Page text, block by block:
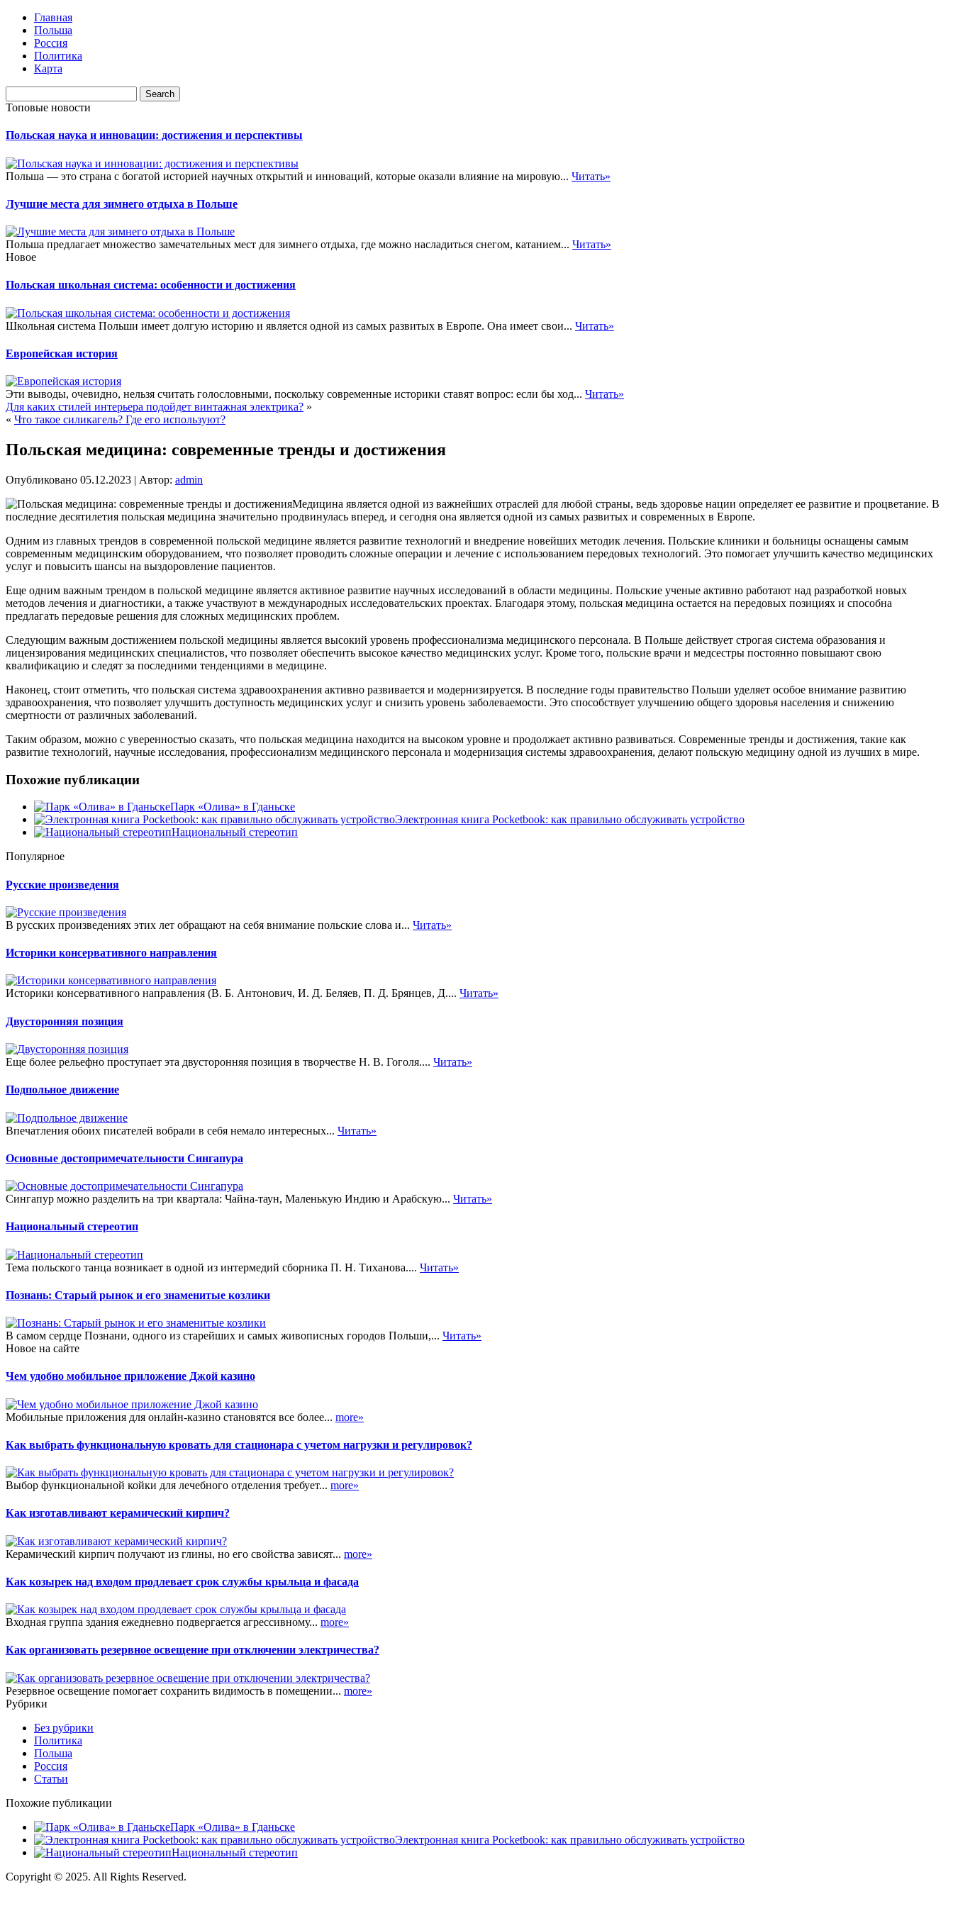
Главная
Польша
Россия
Политика
Карта
Топовые новости
Польская наука и инновации: достижения и перспективы
Польша — это страна с богатой историей научных открытий и инноваций, которые оказали влияние на мировую... Читать»
Лучшие места для зимнего отдыха в Польше
Польша предлагает множество замечательных мест для зимнего отдыха, где можно насладиться снегом, катанием... Читать»
Новое
Польская школьная система: особенности и достижения
Школьная система Польши имеет долгую историю и является одной из самых развитых в Европе. Она имеет свои... Читать»
Европейская история
Эти выводы, очевидно, нельзя считать голословными, поскольку современные историки ставят вопрос: если бы ход... Читать»
Для каких стилей интерьера подойдет винтажная электрика? »
« Что такое силикагель? Где его используют?
Польская медицина: современные тренды и достижения
Опубликовано 05.12.2023 | Автор: admin
Медицина является одной из важнейших отраслей для любой страны, ведь здоровье нации определяет ее развитие и процветание. В
последние десятилетия польская медицина значительно продвинулась вперед, и сегодня она является одной из самых развитых и современных в Европе.
Одним из главных трендов в современной польской медицине является развитие технологий и внедрение новейших методик лечения. Польские клиники и больницы оснащены самым
современным медицинским оборудованием, что позволяет проводить сложные операции и лечение с использованием передовых технологий. Это помогает улучшить качество медицинских
услуг и повысить шансы на выздоровление пациентов.
Еще одним важным трендом в польской медицине является активное развитие научных исследований в области медицины. Польские ученые активно работают над разработкой новых
методов лечения и диагностики, а также участвуют в международных исследовательских проектах. Благодаря этому, польская медицина остается на передовых позициях и способна
предлагать передовые решения для сложных медицинских проблем.
Следующим важным достижением польской медицины является высокий уровень профессионализма медицинского персонала. В Польше действует строгая система образования и
лицензирования медицинских специалистов, что позволяет обеспечить высокое качество медицинских услуг. Кроме того, польские врачи и медсестры постоянно повышают свою
квалификацию и следят за последними тенденциями в медицине.
Наконец, стоит отметить, что польская система здравоохранения активно развивается и модернизируется. В последние годы правительство Польши уделяет особое внимание развитию
здравоохранения, что позволяет улучшить доступность медицинских услуг и снизить уровень заболеваемости. Это способствует улучшению общего здоровья населения и снижению
смертности от различных заболеваний.
Таким образом, можно с уверенностью сказать, что польская медицина находится на высоком уровне и продолжает активно развиваться. Современные тренды и достижения, такие как
развитие технологий, научные исследования, профессионализм медицинского персонала и модернизация системы здравоохранения, делают польскую медицину одной из лучших в мире.
Похожие публикации
Парк «Олива» в Гданьске
Электронная книга Pocketbook: как правильно обслуживать устройство
Национальный стереотип
Популярное
Русские произведения
В русских произведениях этих лет обращают на себя внимание польские слова и... Читать»
Историки консервативного направления
Историки консервативного направления (В. Б. Антонович, И. Д. Беляев, П. Д. Брянцев, Д.... Читать»
Двусторонняя позиция
Еще более рельефно проступает эта двусторонняя позиция в творчестве Н. В. Гоголя.... Читать»
Подпольное движение
Впечатления обоих писателей вобрали в себя немало интересных... Читать»
Основные достопримечательности Сингапура
Сингапур можно разделить на три квартала: Чайна-таун, Маленькую Индию и Арабскую... Читать»
Национальный стереотип
Тема польского танца возникает в одной из интермедий сборника П. Н. Тиханова.... Читать»
Познань: Старый рынок и его знаменитые козлики
В самом сердце Познани, одного из старейших и самых живописных городов Польши,... Читать»
Новое на сайте
Чем удобно мобильное приложение Джой казино
Мобильные приложения для онлайн-казино становятся все более... more»
Как выбрать функциональную кровать для стационара с учетом нагрузки и регулировок?
Выбор функциональной койки для лечебного отделения требует... more»
Как изготавливают керамический кирпич?
Керамический кирпич получают из глины, но его свойства зависят... more»
Как козырек над входом продлевает срок службы крыльца и фасада
Входная группа здания ежедневно подвергается агрессивному... more»
Как организовать резервное освещение при отключении электричества?
Резервное освещение помогает сохранить видимость в помещении... more»
Рубрики
Без рубрики
Политика
Польша
Россия
Статьи
Похожие публикации
Парк «Олива» в Гданьске
Электронная книга Pocketbook: как правильно обслуживать устройство
Национальный стереотип
Copyright © 2025. All Rights Reserved.